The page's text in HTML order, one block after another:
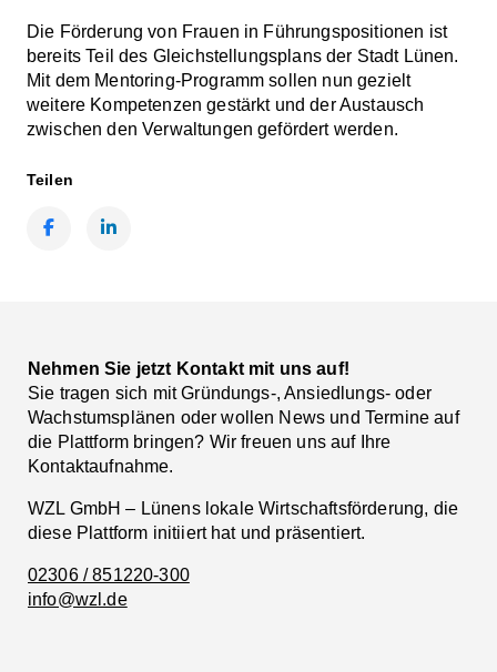
Die Förderung von Frauen in Führungspositionen ist
bereits Teil des Gleichstellungsplans der Stadt Lünen.
Mit dem Mentoring-Programm sollen nun gezielt
weitere Kompetenzen gestärkt und der Austausch
zwischen den Verwaltungen gefördert werden.
Teilen
Nehmen Sie jetzt Kontakt mit uns auf!
Sie tragen sich mit Gründungs-, Ansiedlungs- oder
Wachstumsplänen oder wollen News und Termine auf
die Plattform bringen? Wir freuen uns auf Ihre
Kontaktaufnahme.
WZL GmbH – Lünens lokale Wirtschaftsförderung, die
diese Plattform initiiert hat und präsentiert.
02306 / 851220-300
info@wzl.de